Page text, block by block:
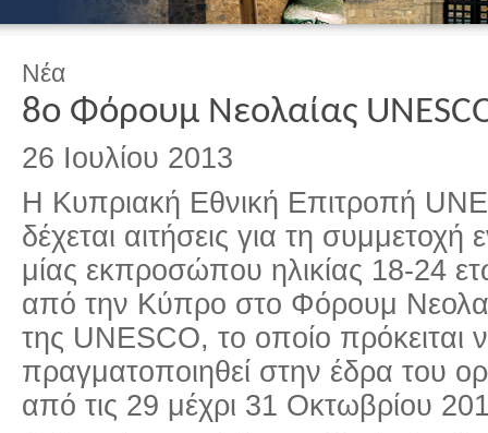
Νέα
8ο Φόρουμ Νεολαίας
26 Ιουλίου 2013
Η Κυπριακή Εθνική Επιτροπή
δέχεται αιτήσεις για τη συμμετοχή
μίας εκπροσώπου ηλικίας 18-24
από την Κύπρο στο Φόρουμ
της UNESCO, το οποίο πρόκειται
πραγματοποιηθεί στην έδρα του
από τις 29 μέχρι 31 Οκτωβρίου